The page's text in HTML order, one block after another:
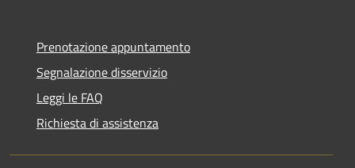
Prenotazione appuntamento
Segnalazione disservizio
Leggi le FAQ
Richiesta di assistenza